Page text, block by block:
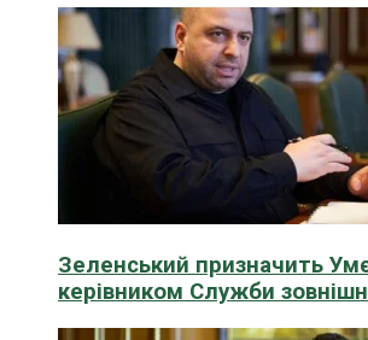
Зеленський призначить
керівником Служби